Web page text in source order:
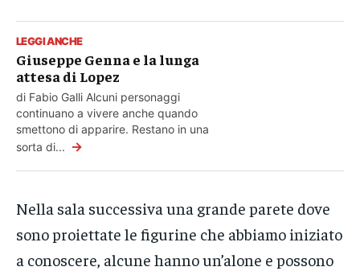
LEGGI ANCHE
Giuseppe Genna e la lunga
attesa di Lopez
di Fabio Galli Alcuni personaggi
continuano a vivere anche quando
smettono di apparire. Restano in una
sorta di... →
Nella sala successiva una grande parete dove
sono proiettate le figurine che abbiamo iniziato
a conoscere, alcune hanno un’alone e possono